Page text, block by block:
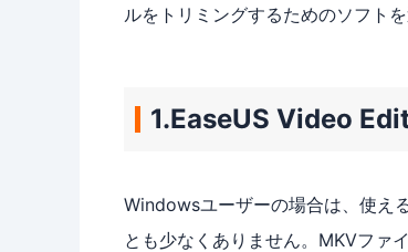
ルをトリミングするためのソフト
1.EaseUS Video
Windowsユーザーの場合は、使え
とも少なくありません。MKVファ